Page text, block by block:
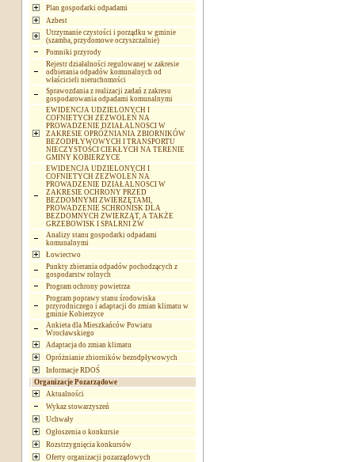
Plan gospodarki odpadami
Azbest
Utrzymanie czystości i porządku w gminie
(szamba, przydomowe oczyszczalnie)
Pomniki przyrody
Rejestr działalności regulowanej w zakresie
odbierania odpadów komunalnych od
właścicieli nieruchomości
Sprawozdania z realizacji zadań z zakresu
gospodarowania odpadami komunalnymi
EWIDENCJA UDZIELONYCH I
COFNIETYCH ZEZWOLEŃ NA
PROWADZENIE DZIAŁALNOSCI W
ZAKRESIE OPRÓŻNIANIA ZBIORNIKÓW
BEZODPŁYWOWYCH I TRANSPORTU
NIECZYSTOŚCI CIEKŁYCH NA TERENIE
GMINY KOBIERZYCE
EWIDENCJA UDZIELONYCH I
COFNIETYCH ZEZWOLEŃ NA
PROWADZENIE DZIAŁALNOSCI W
ZAKRESIE OCHRONY PRZED
BEZDOMNYMI ZWIERZĘTAMI,
PROWADZENIE SCHRONISK DLA
BEZDOMNYCH ZWIERZĄT, A TAKŻE
GRZEBOWISK I SPALRNI ZW
Analizy stanu gospodarki odpadami
komunalnymi
Łowiectwo
Punkty zbierania odpadów pochodzących z
gospodarstw rolnych
Program ochrony powietrza
Program poprawy stanu środowiska
przyrodniczego i adaptacji do zmian klimatu w
gminie Kobierzyce
Ankieta dla Mieszkańców Powiatu
Wrocławskiego
Adaptacja do zmian klimatu
Opróżnianie zbiorników bezodpływowych
Informacje RDOŚ
Organizacje Pozarządowe
Aktualności
Wykaz stowarzyszeń
Uchwały
Ogłoszenia o konkursie
Rozstrzygnięcia konkursów
Oferty organizacji pozarządowych